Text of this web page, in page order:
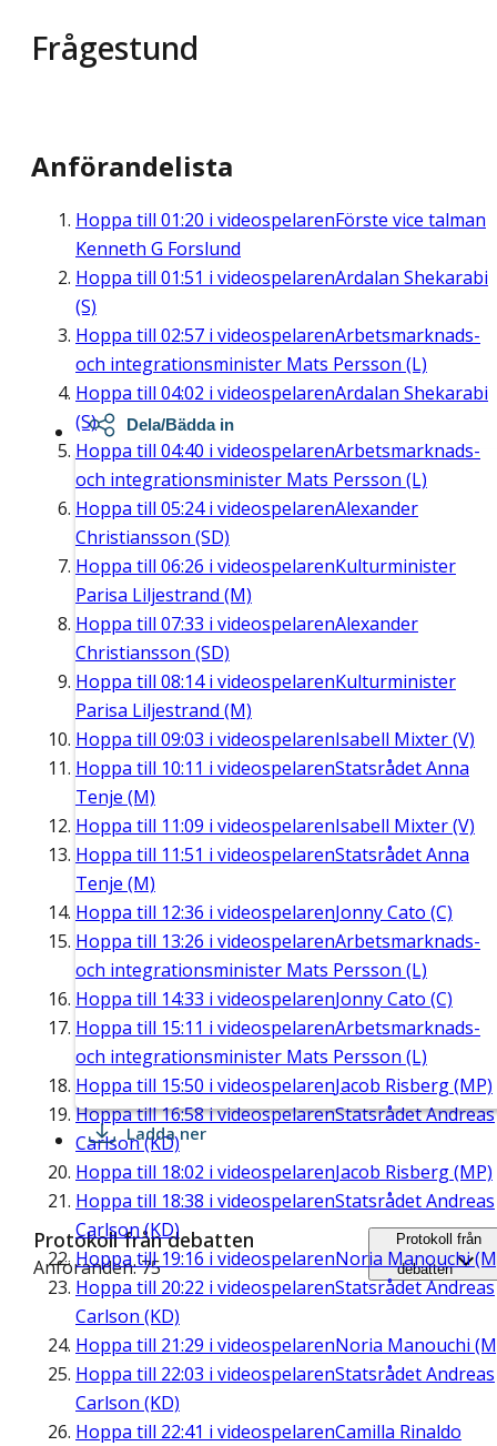
Frågestund
Anförandelista
Hoppa till 01:20 i videospelarenFörste vice talman
Kenneth G Forslund
Hoppa till 01:51 i videospelarenArdalan Shekarabi
(S)
Hoppa till 02:57 i videospelarenArbetsmarknads-
och integrationsminister Mats Persson (L)
Hoppa till 04:02 i videospelarenArdalan Shekarabi
(S)
Hoppa till 04:40 i videospelarenArbetsmarknads-
och integrationsminister Mats Persson (L)
Hoppa till 05:24i videospelarenAlexander
Christiansson (SD)
Hoppa till 06:26 i videospelarenKulturminister
Parisa Liljestrand (M)
Hoppa till 07:33 i videospelarenAlexander
Christiansson (SD)
Hoppa till 08:14i videospelarenKulturminister
Parisa Liljestrand (M)
Hoppa till 09:03 i videospelarenIsabell Mixter (V)
Hoppa till 10:11 i videospelarenStatsrådet Anna
Tenje (M)
Hoppa till 11:09 i videospelarenIsabell Mixter (V)
Hoppa till 11:51 i videospelarenStatsrådet Anna
Tenje (M)
Hoppa till 12:36 i videospelarenJonny Cato (C)
Hoppa till 13:26 i videospelarenArbetsmarknads-
och integrationsminister Mats Persson (L)
Hoppa till 14:33 i videospelarenJonny Cato (C)
Hoppa till 15:11 i videospelarenArbetsmarknads-
och integrationsminister Mats Persson (L)
Hoppa till 15:50 i videospelarenJacob Risberg (MP)
Hoppa till16:58i videospelarenStatsrådet Andreas
Carlson (KD)
Hoppa till 18:02 i videospelarenJacob Risberg (MP)
Hoppa till 18:38 i videospelarenStatsrådet Andreas
Carlson (KD)
Hoppa till19:16 i videospelarenNoria Manouchi
Hoppa till 20:22 i videospelarenStatsrådet Andreas
Carlson (KD)
Hoppa till 21:29 i videospelarenNoria Manouchi
Hoppa till 22:03 i videospelarenStatsrådet Andreas
Carlson (KD)
Hoppa till 22:41 i videospelarenCamilla Rinaldo
Dela/Bädda in
Ladda ner
Protokoll från debatten
Anföranden: 75
Protokoll från
debatten